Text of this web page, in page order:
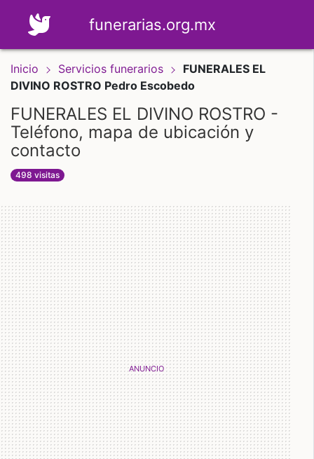
funerarias.org.mx
Inicio Servicios funerarios
FUNERALES EL
DIVINO ROSTRO Pedro Escobedo
FUNERALES EL DIVINO ROSTRO -
Teléfono, mapa de ubicación y
contacto
498 visitas